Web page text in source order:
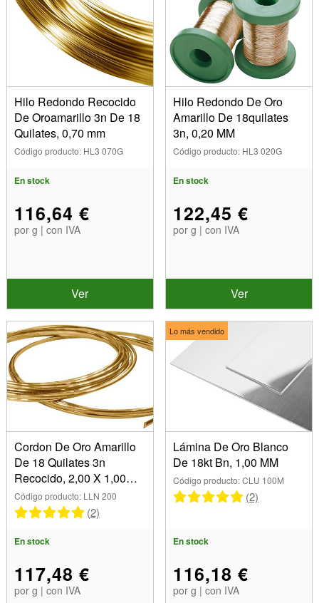
Hilo Redondo Recocido
De Oroamarillo 3n De 18
Quilates, 0,70 mm
Código producto: HL3 070G
En stock
116,64 €
por g | con IVA
Ver
Hilo Redondo De Oro
Amarillo De 18quilates
3n, 0,20 MM
Código producto: HL3 020G
En stock
122,45 €
por g | con IVA
Ver
Cordon De Oro Amarillo
De 18 Quilates 3n
Recocido, 2,00 X 1,00
MM
Código producto: LLN 200
(2)
En stock
117,48 €
por g | con IVA
Lo más vendido
Lámina De Oro Blanco
De 18kt Bn, 1,00 MM
Código producto: CLU 100M
(2)
En stock
116,18 €
por g | con IVA